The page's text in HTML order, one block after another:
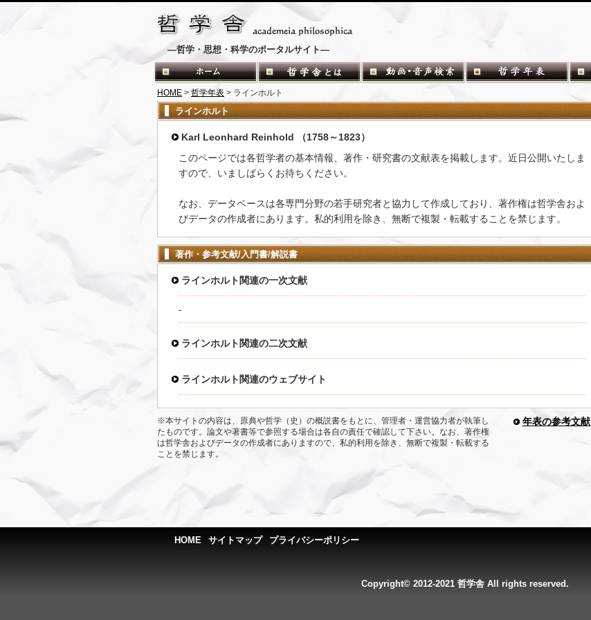
―哲学・思想・科学のポータルサイト―
HOME > 哲学年表 > ラインホルト
ラインホルト
Karl Leonhard Reinhold （1758～1823）
このページでは各哲学者の基本情報、著作・研究書の文献表を掲載します。近日公開いたしま
すので、いましばらくお待ちください。
なお、データベースは各専門分野の若手研究者と協力して作成しており、著作権は哲学舎およ
びデータの作成者にあります。私的利用を除き、無断で複製・転載することを禁じます。
著作・参考文献/入門書/解説書
ラインホルト関連の一次文献
-
ラインホルト関連の二次文献
ラインホルト関連のウェブサイト
※本サイトの内容は、原典や哲学（史）の概説書をもとに、管理者・運営協力者が執筆し
たものです。論文や著書等で参照する場合は各自の責任で確認して下さい。なお、著作権
は哲学舎およびデータの作成者にありますので、私的利用を除き、無断で複製・転載する
ことを禁じます。
年表の参考文献
HOME サイトマップ プライバシーポリシー
Copyright© 2012-2021 哲学舎 All rights reserved.